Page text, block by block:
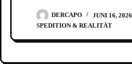
DERCAPO
JUNI 16, 2026
SPEDITION & REALITÄT